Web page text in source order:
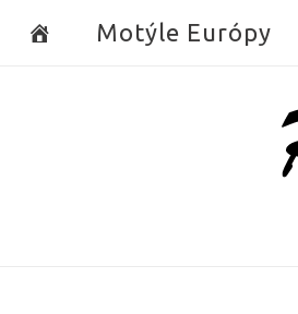
Motýle Európy
Home